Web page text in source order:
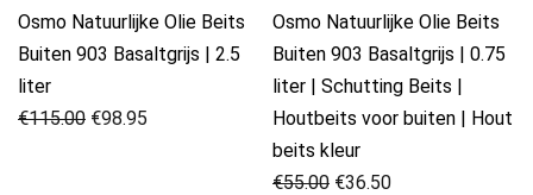
Osmo Natuurlijke Olie Beits
Buiten 903 Basaltgrijs | 2.5
liter
€115.00
Oorspronkelijke
€98.95
Huidige
Osmo Natuurlijke Olie Beits
Buiten 903 Basaltgrijs | 0.75
liter | Schutting Beits |
Houtbeits voor buiten | Hout
beits kleur
€55.00
Oorspronkelijke
€36.50
Huidige